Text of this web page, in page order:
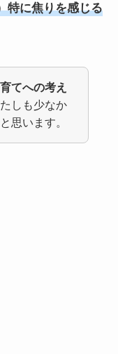
特に焦りを感じる
てへの考え
たしも少なか
思います。